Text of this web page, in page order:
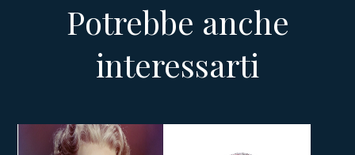
Potrebbe anche
interessarti